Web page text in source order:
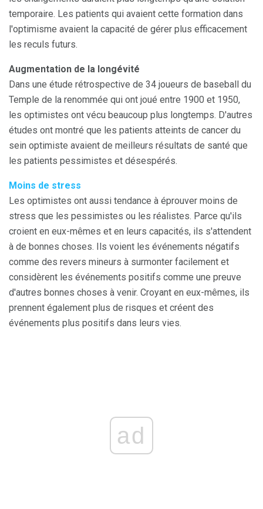
temporaire. Les patients qui avaient cette formation dans
l'optimisme avaient la capacité de gérer plus efficacement
les reculs futurs.
Augmentation de la longévité
Dans une étude rétrospective de 34 joueurs de baseball du
Temple de la renommée qui ont joué entre 1900 et 1950,
les optimistes ont vécu beaucoup plus longtemps. D'autres
études ont montré que les patients atteints de cancer du
sein optimiste avaient de meilleurs résultats de santé que
les patients pessimistes et désespérés.
Moins de stress
Les optimistes ont aussi tendance à éprouver moins de
stress que les pessimistes ou les réalistes. Parce qu'ils
croient en eux-mêmes et en leurs capacités, ils s'attendent
à de bonnes choses. Ils voient les événements négatifs
comme des revers mineurs à surmonter facilement et
considèrent les événements positifs comme une preuve
d'autres bonnes choses à venir. Croyant en eux-mêmes, ils
prennent également plus de risques et créent des
événements plus positifs dans leurs vies.
ad